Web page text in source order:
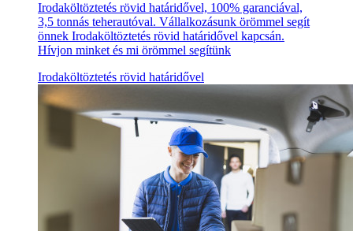
Irodaköltöztetés rövid határidővel, 100% garanciával,
3,5 tonnás teherautóval. Vállalkozásunk örömmel segít
önnek Irodaköltöztetés rövid határidővel kapcsán.
Hívjon minket és mi örömmel segítünk
Irodaköltöztetés rövid határidővel